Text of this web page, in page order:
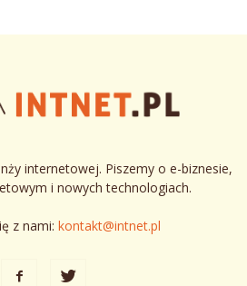
internetowej. Piszemy o e-biznesie,
i nowych technologiach.
z nami: kontakt@intnet.pl